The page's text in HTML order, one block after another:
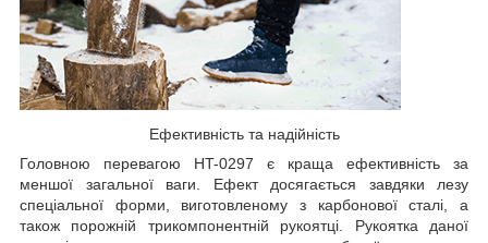
Ефективність та надійність
Головною перевагою HT-0297 є краща ефективність за
меншої загальної ваги. Ефект досягається завдяки лезу
спеціальної форми, виготовленому з карбонової сталі, а
також порожній трикомпонентній рукоятці. Рукоятка даної